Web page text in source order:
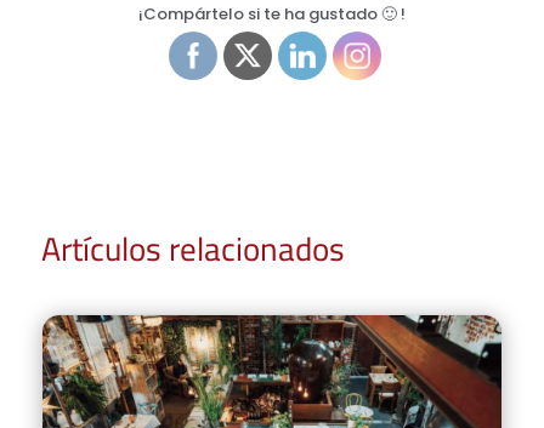
¡Compártelo si te ha gustado 🙂 !
Artículos relacionados